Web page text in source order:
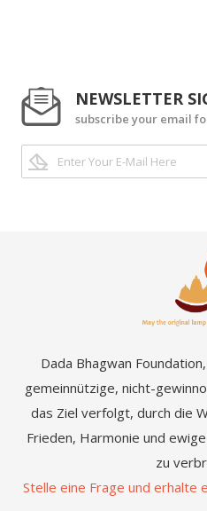
NEWSLETTER
subscribe your email
Dada Bhagwan
gemeinnützige, nicht-
das Ziel verfolgt, durch die
Frieden, Harmonie und
zu
Stelle eine Frage und